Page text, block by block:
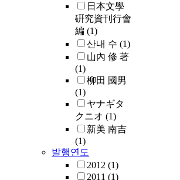
日本文學
硏究資刊行會
編 (1)
산내 수 (1)
山內 修 著
(1)
柳田 國男
(1)
ヤナギタ
クニオ (1)
新美 南吉
(1)
발행연도
2012 (1)
2011 (1)